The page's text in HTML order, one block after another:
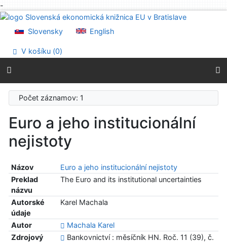
-
Prejsť na obsah
Prehlásenie o webovej prístupnosti
Slovensky English
V košíku (0)
Počet záznamov: 1
Euro a jeho institucionální
nejistoty
Názov
Euro a jeho institucionální nejistoty
Preklad
názvu
The Euro and its institutional uncertainties
Autorské
údaje
Karel Machala
Autor
Machala Karel
Zdrojový
Bankovnictví : měsíčník HN. Roč. 11 (39), č.